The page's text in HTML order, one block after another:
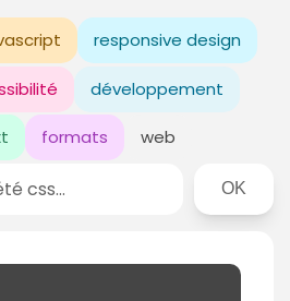
responsive design
développement
formats web
Rechercher